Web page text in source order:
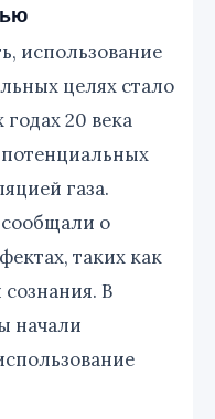
использование
целях стало
20 века
газа.
о
таких как
В
начали